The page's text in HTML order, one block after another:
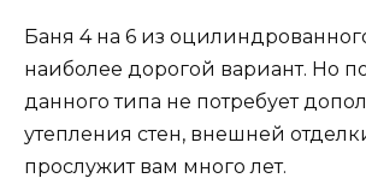
Баня 4 на 6 из
наиболее дорогой вариант. Но
данного типа не потребует
утепления стен, внешней
прослужит вам много лет.